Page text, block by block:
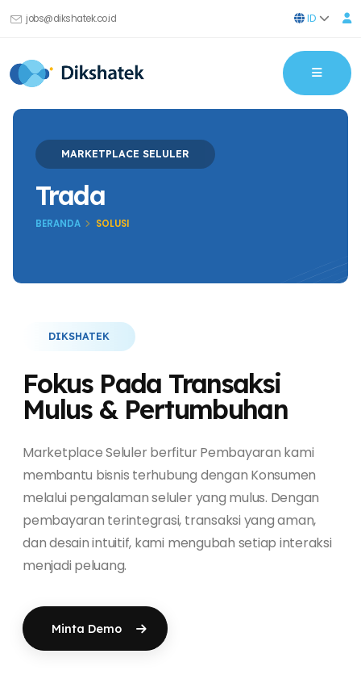
jobs@dikshatek.co.id ID
MARKETPLACE SELULER
Trada
BERANDA SOLUSI
DIKSHATEK
Fokus Pada Transaksi
Mulus & Pertumbuhan
Marketplace Seluler berfitur Pembayaran kami
membantu bisnis terhubung dengan Konsumen
melalui pengalaman seluler yang mulus. Dengan
pembayaran terintegrasi, transaksi yang aman,
dan desain intuitif, kami mengubah setiap interaksi
menjadi peluang.
Minta Demo